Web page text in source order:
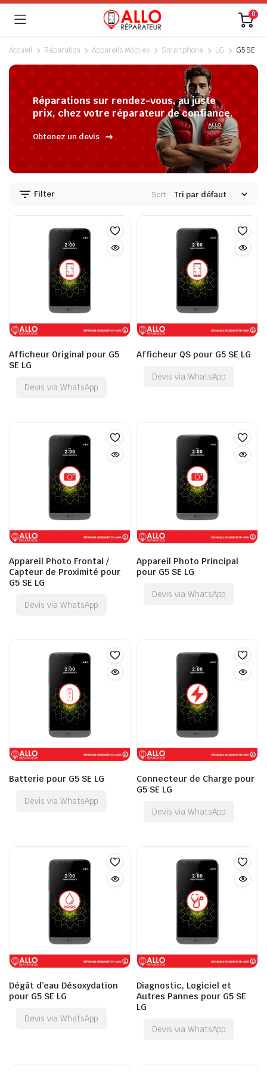
0
Accueil Réparation Appareils Mobiles Smartphone LG G5 SE
Réparations sur rendez-vous, au juste
prix, chez votre réparateur de confiance.
Obtenez un devis
Filter Sort:
Afficheur Original pour G5
SE LG
Devis via WhatsApp
Afficheur QS pour G5 SE LG
Devis via WhatsApp
Appareil Photo Frontal /
Capteur de Proximité pour
G5 SE LG
Devis via WhatsApp
Appareil Photo Principal
pour G5 SE LG
Devis via WhatsApp
Batterie pour G5 SE LG
Devis via WhatsApp
Connecteur de Charge pour
G5 SE LG
Devis via WhatsApp
Dégât d’eau Désoxydation
pour G5 SE LG
Devis via WhatsApp
Diagnostic, Logiciel et
Autres Pannes pour G5 SE
LG
Devis via WhatsApp